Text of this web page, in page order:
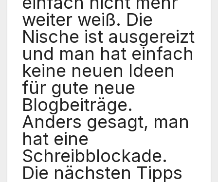
weiter weiß. Die
Nische ist ausgereizt
und man hat einfach
keine neuen Ideen
für gute neue
Blogbeiträge.
Anders gesagt, man
hat eine
Schreibblockade.
Die nächsten Tipps